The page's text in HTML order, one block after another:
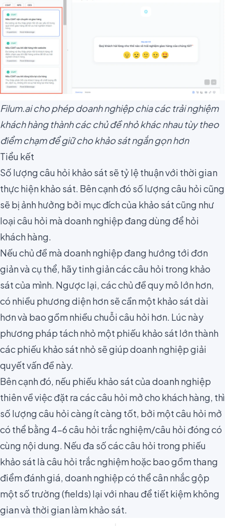
Filum.ai cho phép doanh nghiệp chia các trải nghiệm
khách hàng thành các chủ đề nhỏ khác nhau tùy theo
điểm chạm để giữ cho khảo sát ngắn gọn hơn
Tiểu kết
Số lượng câu hỏi khảo sát sẽ tỷ lệ thuận với thời gian
thực hiện khảo sát. Bên cạnh đó số lượng câu hỏi cũng
sẽ bị ảnh hưởng bởi mục đích của khảo sát cũng như
loại câu hỏi mà doanh nghiệp đang dùng để hỏi
khách hàng.
Nếu chủ đề mà doanh nghiệp đang hướng tới đơn
giản và cụ thể, hãy tinh giản các câu hỏi trong khảo
sát của mình. Ngược lại, các chủ đề quy mô lớn hơn,
có nhiều phương diện hơn sẽ cần một khảo sát dài
hơn và bao gồm nhiều chuỗi câu hỏi hơn. Lúc này
phương pháp tách nhỏ một phiếu khảo sát lớn thành
các phiếu khảo sát nhỏ sẽ giúp doanh nghiệp giải
quyết vấn đề này.
Bên cạnh đó, nếu phiếu khảo sát của doanh nghiệp
thiên về việcđặt ra các câu hỏi mở cho khách hàng, thì
số lượng câu hỏi càng ít càng tốt, bởi một câu hỏi mở
có thể bằng 4-6 câu hỏi trắc nghiệm/câu hỏi đóng có
cùng nội dung. Nếu đa số các câu hỏi trong phiếu
khảo sát là câu hỏi trắc nghiệm hoặc bao gồm thang
điểm đánh giá, doanh nghiệp có thểcân nhắc gộp
một số trường (fields) lại với nhau để tiết kiệm không
gian và thời gian làm khảo sát.